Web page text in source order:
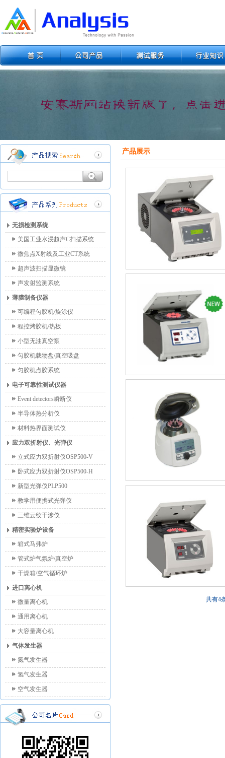
无损检测系统
美国工业水浸超声C扫描系统
微焦点X射线及工业CT系统
超声波扫描显微镜
声发射监测系统
薄膜制备仪器
可编程匀胶机/旋涂仪
程控烤胶机/热板
小型无油真空泵
匀胶机载物盘/真空吸盘
匀胶机点胶系统
电子可靠性测试仪器
Event detectors瞬断仪
半导体热分析仪
材料热界面测试仪
应力双折射仪、光弹仪
立式应力双折射仪OSP500-V
卧式应力双折射仪OSP500-H
新型光弹仪PLP500
教学用便携式光弹仪
三维云纹干涉仪
精密实验炉设备
箱式马弗炉
管式炉气氛炉/真空炉
干燥箱/空气循环炉
进口离心机
微量离心机
通用离心机
大容量离心机
气体发生器
氮气发生器
氢气发生器
空气发生器
产品展示
共有4